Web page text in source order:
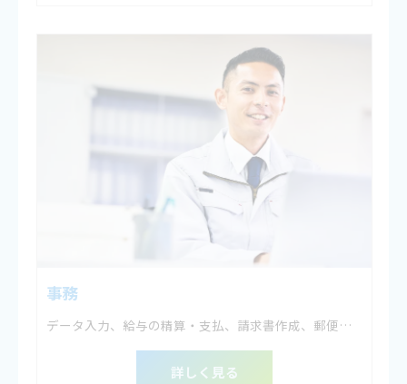
事務
データ入力、給与の精算・支払、請求書作成、郵便物の対応など
詳しく見る